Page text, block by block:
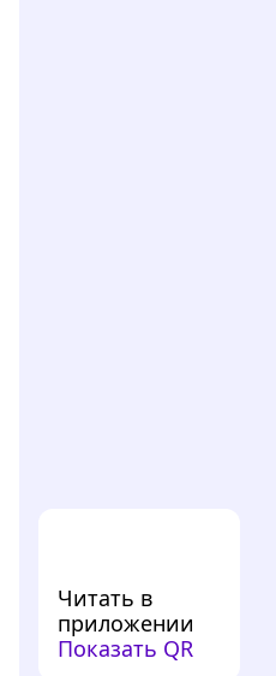
Читать в
приложении
Показать QR